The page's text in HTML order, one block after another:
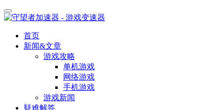
首页
新闻&文章
游戏攻略
单机游戏
网络游戏
手机游戏
游戏新闻
疑难解答